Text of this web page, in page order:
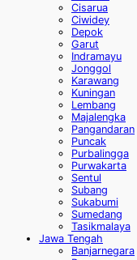
Cisarua
Ciwidey
Depok
Garut
Indramayu
Jonggol
Karawang
Kuningan
Lembang
Majalengka
Pangandaran
Puncak
Purbalingga
Purwakarta
Sentul
Subang
Sukabumi
Sumedang
Tasikmalaya
Jawa Tengah
Banjarnegara